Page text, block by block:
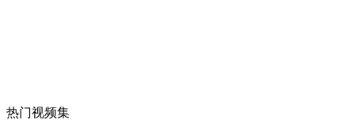
热门视频集